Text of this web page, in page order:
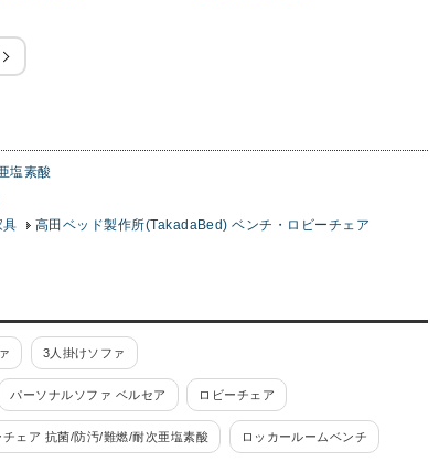
塩素酸
具 高田ベッド製作所(TakadaBed) ベンチ・ロビーチェア
3人掛けソファ
パーソナルソファ ベルセア ロビーチェア
チェア 抗菌/防汚/難燃/耐次亜塩素酸 ロッカールームベンチ